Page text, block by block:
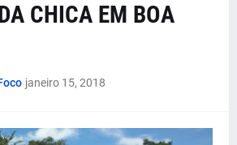
CHICA EM BOA
janeiro 15, 2018